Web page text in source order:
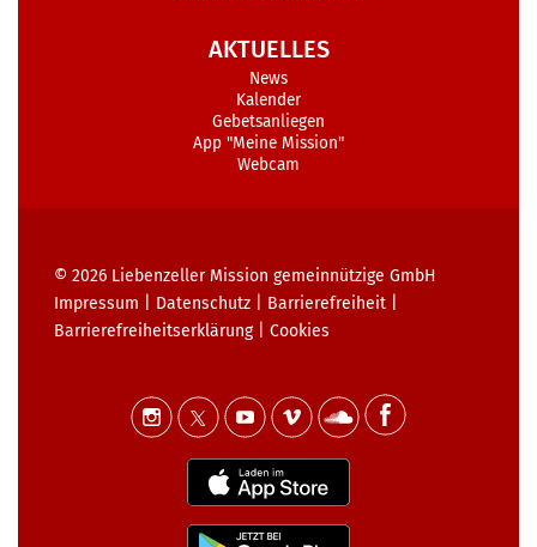
AKTUELLES
News
Kalender
Gebetsanliegen
App "Meine Mission"
Webcam
© 2026 Liebenzeller Mission gemeinnützige GmbH
Impressum
Datenschutz Barrierefreiheit
Barrierefreiheits­erklärung| Cookies